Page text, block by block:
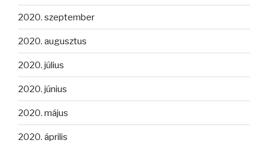
2020. szeptember
2020. augusztus
2020. július
2020. június
2020. május
2020. április